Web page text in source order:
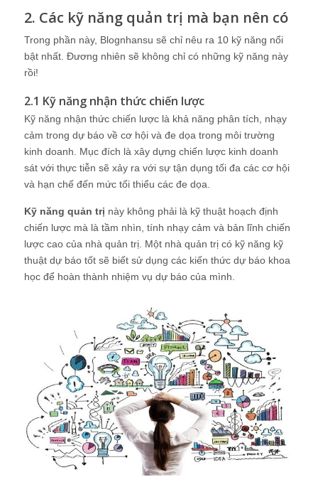
2. Các kỹ năng quản trị mà bạn nên có
Trong phần này, Blognhansu sẽ chỉ nêu ra 10 kỹ năng nổi
bật nhất. Đương nhiên sẽ không chỉ có những kỹ năng này
rồi!
2.1 Kỹ năng nhận thức chiến lược
Kỹ năng nhận thức chiến lược là khả năng phân tích, nhạy
cảm trong dự báo về cơ hội và đe dọa trong môi trường
kinh doanh. Mục đích là xây dựng chiến lược kinh doanh
sát với thực tiễn sẽ xảy ra với sự tận dụng tối đa các cơ hội
và hạn chế đến mức tối thiểu các đe dọa.
Kỹ năng quản trị này không phải là kỹ thuật hoạch định
chiến lược mà là tầm nhìn, tính nhạy cảm và bản lĩnh chiến
lược cao của nhà quản trị. Một nhà quản trị có kỹ năng kỹ
thuật dự báo tốt sẽ biết sử dụng các kiến thức dự báo khoa
học để hoàn thành nhiệm vụ dự báo của mình.